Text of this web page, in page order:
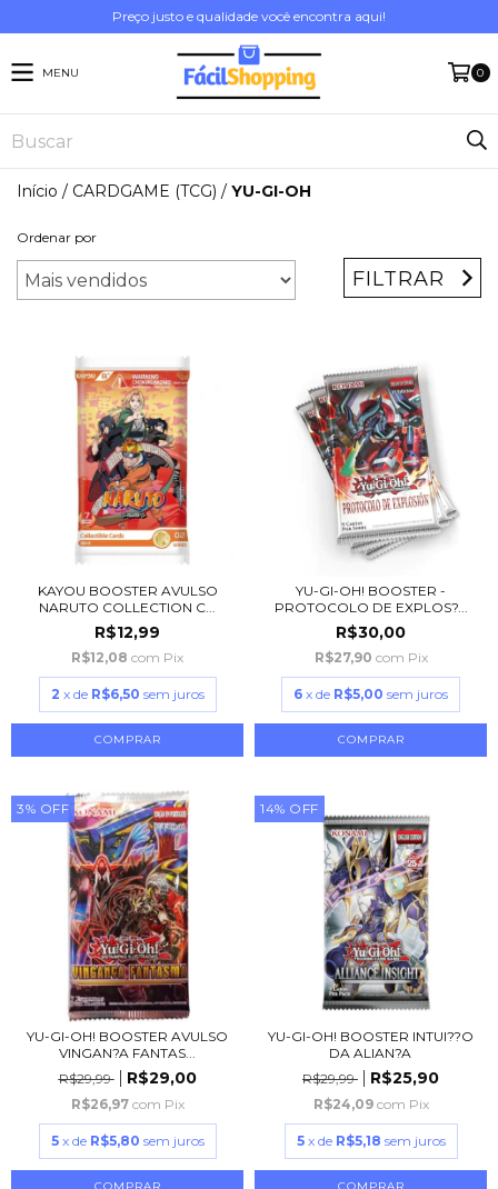
Preço justo e qualidade você encontra aqui!
MENU 0
Início / CARDGAME (TCG) / YU-GI-OH
Ordenar por
FILTRAR
KAYOU BOOSTER AVULSO
NARUTO COLLECTION C...
R$12,99
R$12,08 com Pix
2 x de R$6,50 sem juros
YU-GI-OH! BOOSTER -
PROTOCOLO DE EXPLOS?...
R$30,00
R$27,90 com Pix
6 x de R$5,00 sem juros
3% OFF
YU-GI-OH! BOOSTER AVULSO
VINGAN?A FANTAS...
R$29,99
R$29,00
R$26,97 com Pix
5 x de R$5,80 sem juros
14% OFF
YU-GI-OH! BOOSTER INTUI??O
DA ALIAN?A
R$29,99
R$25,90
R$24,09 com Pix
5 x de R$5,18 sem juros